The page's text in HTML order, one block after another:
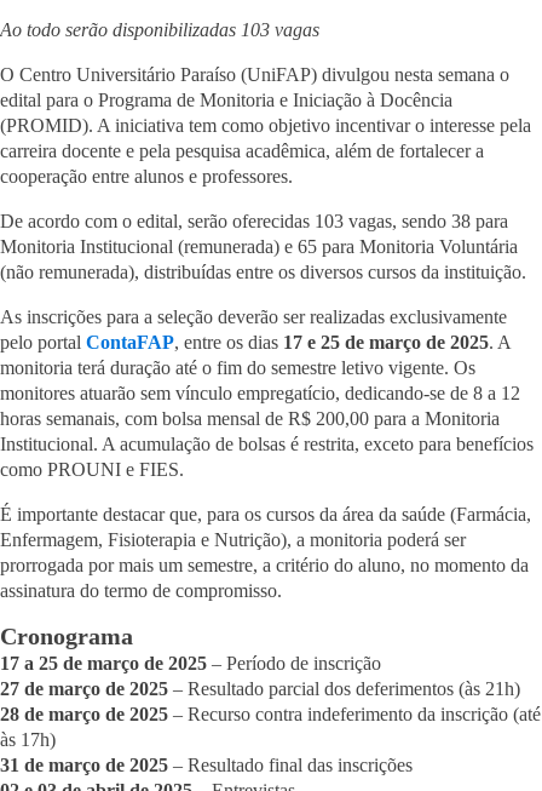
Ao todo serão disponibilizadas 103 vagas
O Centro Universitário Paraíso (UniFAP) divulgou nesta semana o
edital para o Programa de Monitoria e Iniciação à Docência
(PROMID). A iniciativa tem como objetivo incentivar o interesse pela
carreira docente e pela pesquisa acadêmica, além de fortalecer a
cooperação entre alunos e professores.
De acordo com o edital, serão oferecidas 103 vagas, sendo 38 para
Monitoria Institucional (remunerada) e 65 para Monitoria Voluntária
(não remunerada), distribuídas entre os diversos cursos da instituição.
As inscrições para a seleção deverão ser realizadas exclusivamente
pelo portal ContaFAP, entre os dias 17 e 25 de março de 2025. A
monitoria terá duração até o fim do semestre letivo vigente. Os
monitores atuarão sem vínculo empregatício, dedicando-se de 8 a 12
horas semanais, com bolsa mensal de R$ 200,00 para a Monitoria
Institucional. A acumulação de bolsas é restrita, exceto para benefícios
como PROUNI e FIES.
É importante destacar que, para os cursos da área da saúde (Farmácia,
Enfermagem, Fisioterapia e Nutrição), a monitoria poderá ser
prorrogada por mais um semestre, a critério do aluno, no momento da
assinatura do termo de compromisso.
Cronograma
17 a 25 de março de 2025 – Período de inscrição
27 de março de 2025 – Resultado parcial dos deferimentos (às 21h)
28 de março de 2025 – Recurso contra indeferimento da inscrição (até
às 17h)
31 de março de 2025 – Resultado final das inscrições